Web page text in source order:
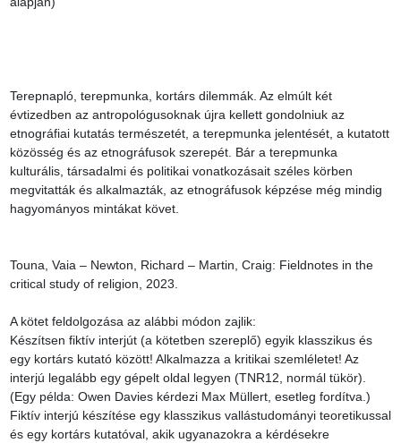
Terepnapló, terepmunka, kortárs dilemmák. Az elmúlt két
évtizedben az antropológusoknak újra kellett gondolniuk az
etnográfiai kutatás természetét, a terepmunka jelentését, a kutatott
közösség és az etnográfusok szerepét. Bár a terepmunka
kulturális, társadalmi és politikai vonatkozásait széles körben
megvitatták és alkalmazták, az etnográfusok képzése még mindig
hagyományos mintákat követ.
Touna, Vaia – Newton, Richard – Martin, Craig: Fieldnotes in the
critical study of religion, 2023.
A kötet feldolgozása az alábbi módon zajlik:
Készítsen fiktív interjút (a kötetben szereplő) egyik klasszikus és
egy kortárs kutató között! Alkalmazza a kritikai szemléletet! Az
interjú legalább egy gépelt oldal legyen (TNR12, normál tükör).
(Egy példa: Owen Davies kérdezi Max Müllert, esetleg fordítva.)
Fiktív interjú készítése egy klasszikus vallástudományi teoretikussal
és egy kortárs kutatóval, akik ugyanazokra a kérdésekre